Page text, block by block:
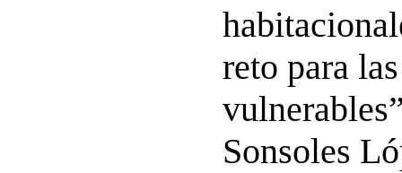
reto para
Sonsoles